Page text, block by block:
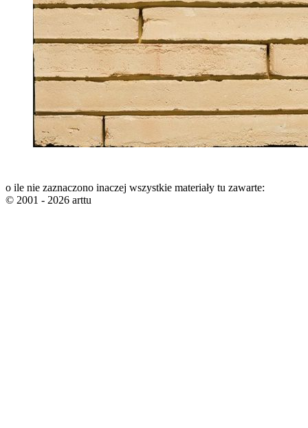
o ile nie zaznaczono inaczej wszystkie materiały tu zawarte:
© 2001 - 2026 arttu